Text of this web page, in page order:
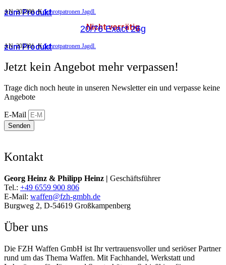
zum Produkt
AN:202300 K Schrotpatronen Jagdl.
Nicht vorrätig
20/76 Exact 26g
zum Produkt
AN:202301 K Schrotpatronen Jagdl.
Jetzt kein Angebot mehr verpassen!
Trage dich noch heute in unseren Newsletter ein und verpasse keine
Angebote
E-Mail
Senden
Kontakt
Georg Heinz & Philipp Heinz | Geschäftsführer
Tel.: +49 6559 900 806
E-Mail: waffen@fzh-gmbh.de
Burgweg 2, D-54619 Großkampenberg
Über uns
Die FZH Waffen GmbH ist Ihr vertrauensvoller und seriöser Partner
rund um das Thema Waffen. Mit Fachhandel, Werkstatt und